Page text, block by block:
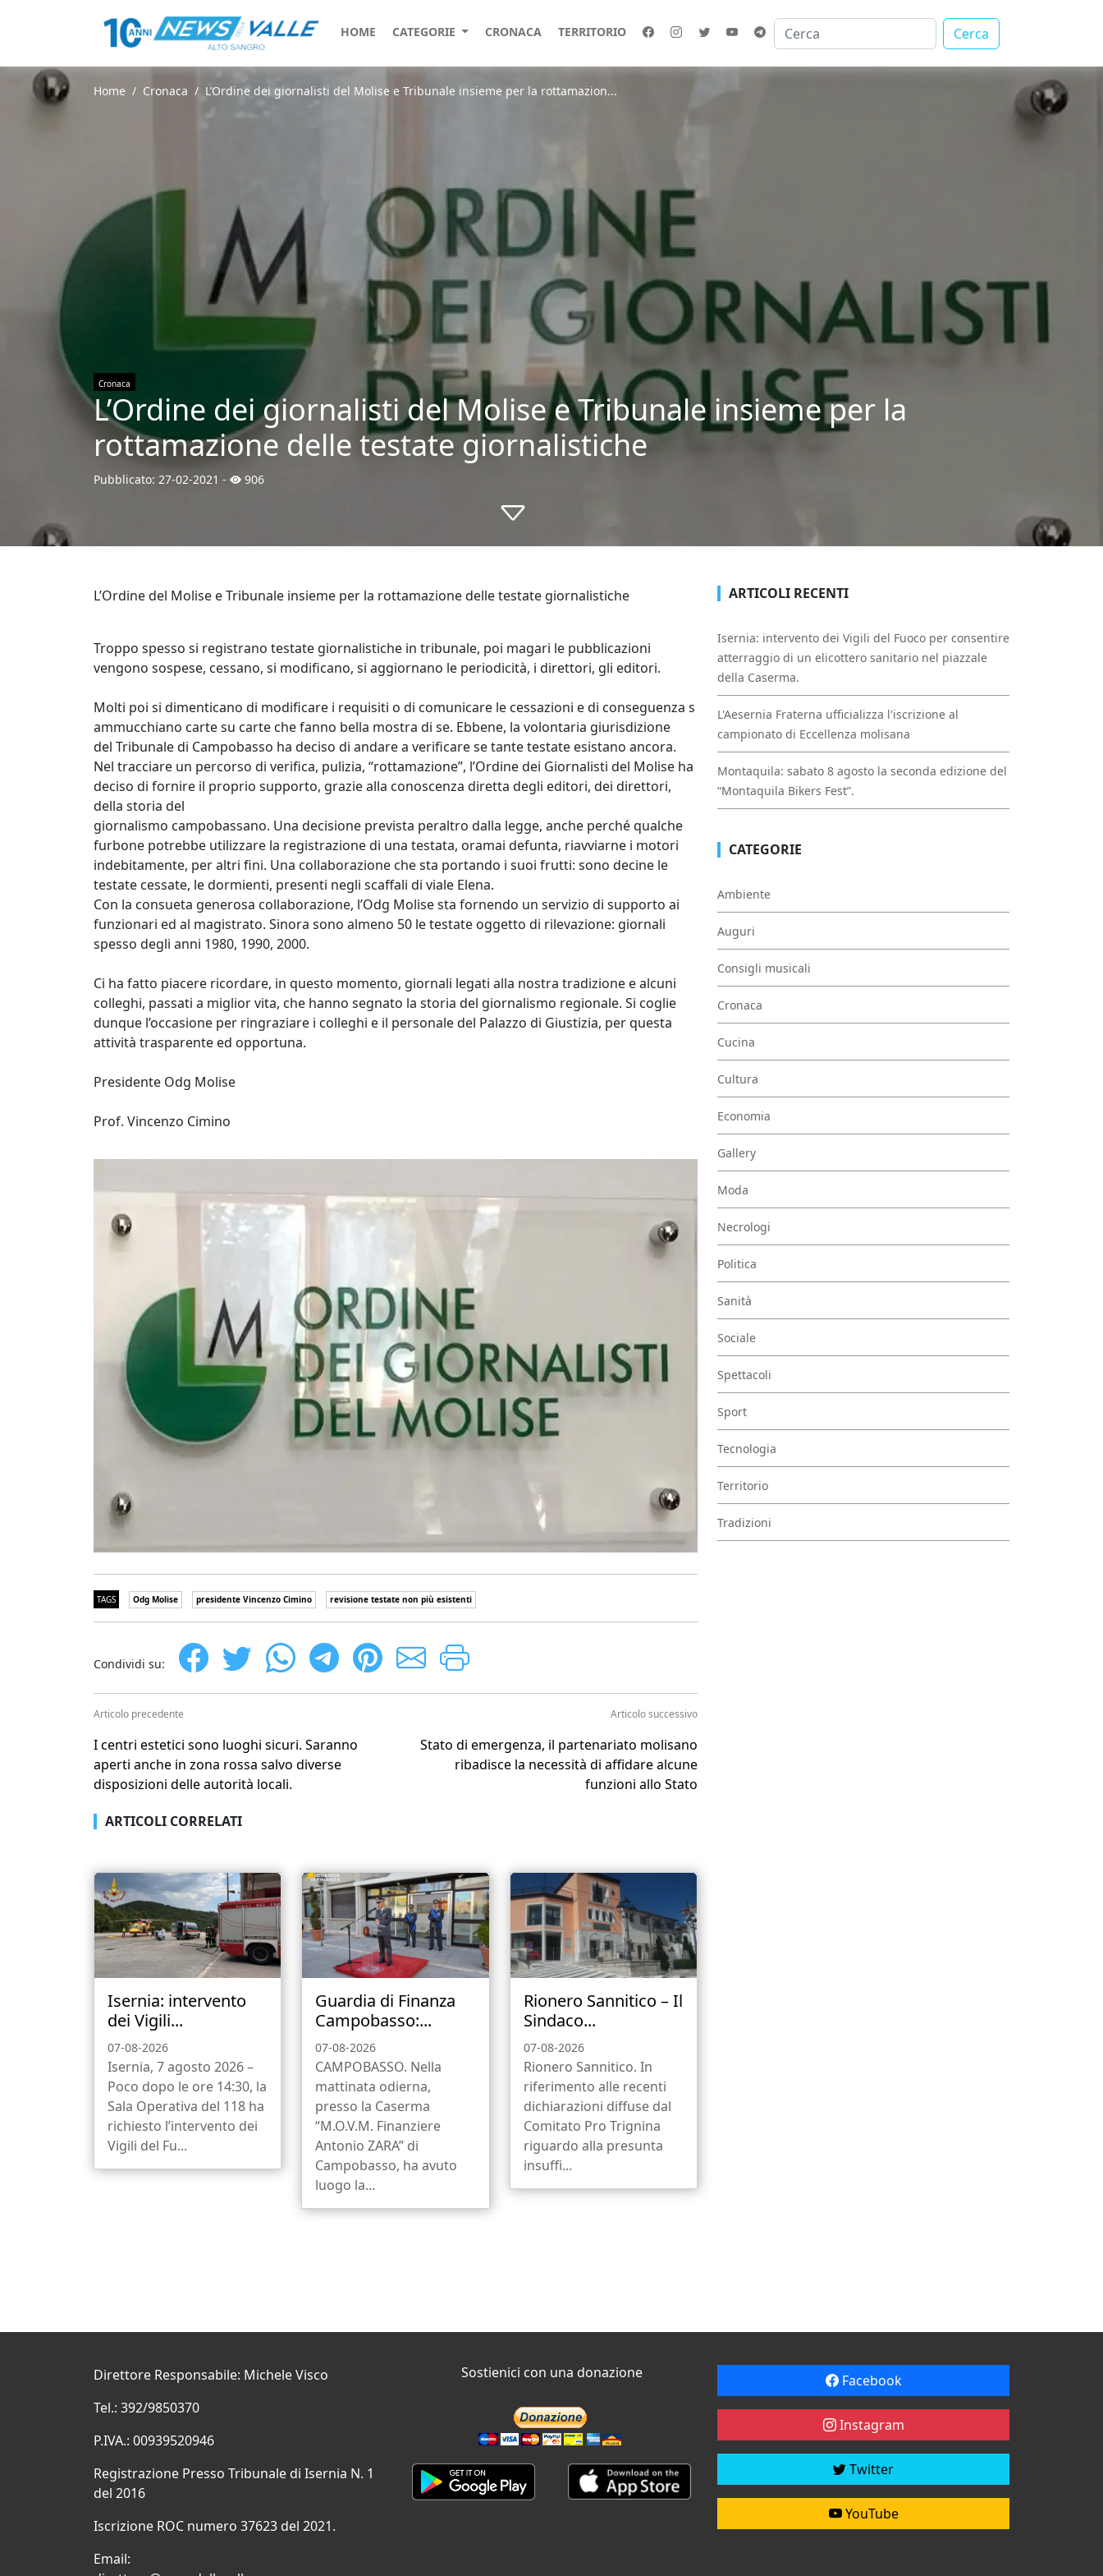
HOME CATEGORIE CRONACA TERRITORIO Cerca
Home Cronaca L’Ordine dei giornalisti del Molise e Tribunale insieme per la rottamazion...
Cronaca
L’Ordine dei giornalisti del Molise e Tribunale insieme per la
rottamazione delle testate giornalistiche
Pubblicato: 27-02-2021 - 906
L’Ordine del Molise e Tribunale insieme per la rottamazione delle testate giornalistiche
Troppo spesso si registrano testate giornalistiche in tribunale, poi magari le pubblicazioni
vengono sospese, cessano, si modificano, si aggiornano le periodicità, i direttori, gli editori.
Molti poi si dimenticano di modificare i requisiti o di comunicare le cessazioni e di conseguenza s
ammucchiano carte su carte che fanno bella mostra di se. Ebbene, la volontaria giurisdizione
del Tribunale di Campobasso ha deciso di andare a verificare se tante testate esistano ancora.
Nel tracciare un percorso di verifica, pulizia, “rottamazione”, l’Ordine dei Giornalisti del Molise ha
deciso di fornire il proprio supporto, grazie alla conoscenza diretta degli editori, dei direttori,
della storia del
giornalismo campobassano. Una decisione prevista peraltro dalla legge, anche perché qualche
furbone potrebbe utilizzare la registrazione di una testata, oramai defunta, riavviarne i motori
indebitamente, per altri fini. Una collaborazione che sta portando i suoi frutti: sono decine le
testate cessate, le dormienti, presenti negli scaffali di viale Elena.
Con la consueta generosa collaborazione, l’Odg Molise sta fornendo un servizio di supporto ai
funzionari ed al magistrato. Sinora sono almeno 50 le testate oggetto di rilevazione: giornali
spesso degli anni 1980, 1990, 2000.
Ci ha fatto piacere ricordare, in questo momento, giornali legati alla nostra tradizione e alcuni
colleghi, passati a miglior vita, che hanno segnato la storia del giornalismo regionale. Si coglie
dunque l’occasione per ringraziare i colleghi e il personale del Palazzo di Giustizia, per questa
attività trasparente ed opportuna.
Presidente Odg Molise
Prof. Vincenzo Cimino
TAGS Odg Molise presidente Vincenzo Cimino revisione testate non più esistenti
Condividi su:
Articolo precedente
I centri estetici sono luoghi sicuri. Saranno
aperti anche in zona rossa salvo diverse
disposizioni delle autorità locali.
Articolo successivo
Stato di emergenza, il partenariato molisano
ribadisce la necessità di affidare alcune
funzioni allo Stato
ARTICOLI CORRELATI
Isernia: intervento
dei Vigili...
07-08-2026
Isernia, 7 agosto 2026 –
Poco dopo le ore 14:30, la
Sala Operativa del 118 ha
richiesto l’intervento dei
Vigili del Fu...
Guardia di Finanza
Campobasso:...
07-08-2026
CAMPOBASSO. Nella
mattinata odierna,
presso la Caserma
“M.O.V.M. Finanziere
Antonio ZARA” di
Campobasso, ha avuto
luogo la...
Rionero Sannitico – Il
Sindaco...
07-08-2026
Rionero Sannitico. In
riferimento alle recenti
dichiarazioni diffuse dal
Comitato Pro Trignina
riguardo alla presunta
insuffi...
ARTICOLI RECENTI
Isernia: intervento dei Vigili del Fuoco per consentire
atterraggio di un elicottero sanitario nel piazzale
della Caserma.
L'Aesernia Fraterna ufficializza l'iscrizione al
campionato di Eccellenza molisana
Montaquila: sabato 8 agosto la seconda edizione del
“Montaquila Bikers Fest”.
CATEGORIE
Ambiente
Auguri
Consigli musicali
Cronaca
Cucina
Cultura
Economia
Gallery
Moda
Necrologi
Politica
Sanità
Sociale
Spettacoli
Sport
Tecnologia
Territorio
Tradizioni
Direttore Responsabile: Michele Visco
Tel.: 392/9850370
P.IVA.: 00939520946
Registrazione Presso Tribunale di Isernia N. 1
del 2016
Iscrizione ROC numero 37623 del 2021.
Email:
Sostienici con una donazione Facebook
Instagram
Twitter
YouTube